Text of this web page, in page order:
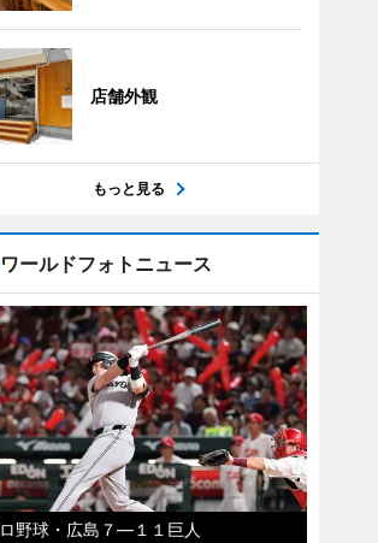
店舗外観
もっと見る
ワールドフォトニュース
野球・広島７―１１巨人